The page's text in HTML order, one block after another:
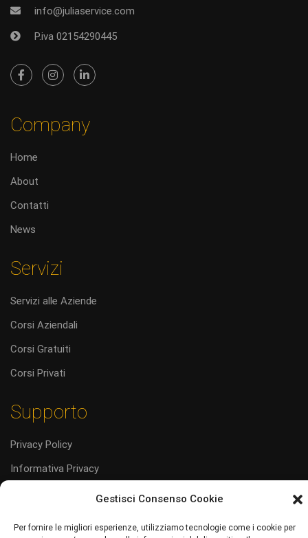
Gestisci Consenso Cookie
Per fornire le migliori esperienze, utilizziamo tecnologie come i cookie per
info@juliaservice.com
P.iva 02154290445
Company
Home
About
Contatti
News
Servizi
Servizi alle Aziende
Corsi Aziendali
Corsi Gratuiti
Corsi Privati
Supporto
Privacy Policy
Informativa Privacy